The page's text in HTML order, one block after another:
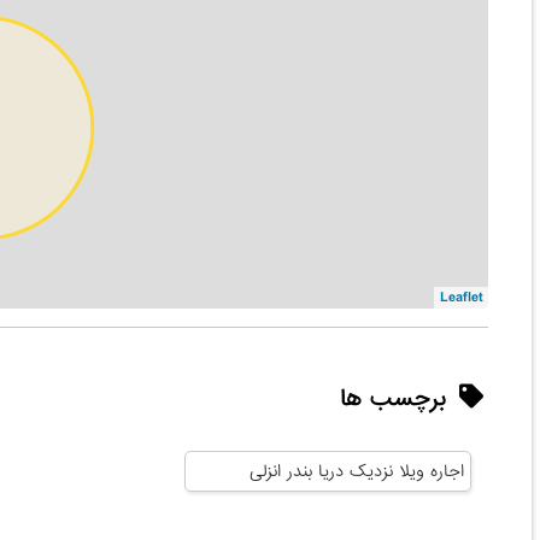
Leaflet
برچسب ها
اجاره ویلا نزدیک دریا بندر انزلی